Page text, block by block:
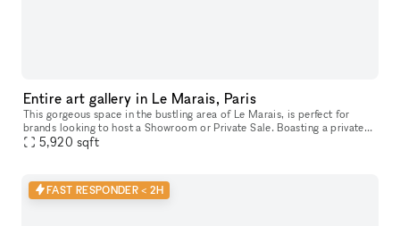
Entire art gallery in Le Marais, Paris
This gorgeous space in the bustling area of Le Marais, is perfect for
brands looking to host a Showroom or Private Sale. Boasting a private
entrance that creates a well-lit ambiance. With a trendy m
5,920 sqft
FAST RESPONDER < 2H